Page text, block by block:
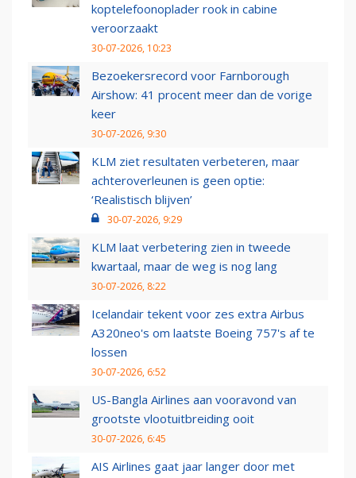
koptelefoonoplader rook in cabine
veroorzaakt
30-07-2026, 10:23
Bezoekersrecord voor Farnborough
Airshow: 41 procent meer dan de vorige
keer
30-07-2026, 9:30
KLM ziet resultaten verbeteren, maar
achteroverleunen is geen optie:
‘Realistisch blijven’
30-07-2026, 9:29
KLM laat verbetering zien in tweede
kwartaal, maar de weg is nog lang
30-07-2026, 8:22
Icelandair tekent voor zes extra Airbus
A320neo's om laatste Boeing 757's af te
lossen
30-07-2026, 6:52
US-Bangla Airlines aan vooravond van
grootste vlootuitbreiding ooit
30-07-2026, 6:45
AIS Airlines gaat jaar langer door met